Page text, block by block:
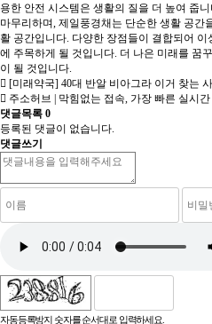
용한 안전 시스템은 생활의 질을 더 높여 줍니
마무리하며, 제일풍경채는 단순한 생활 공간
활 공간입니다. 다양한 장점들이 결합되어
에 주목하게 될 것입니다. 더 나은 미래를 꿈
이 될 것입니다.
[미래약국] 40대 반알 비아그라 이거 찾는
주소허브 | 막힘없는 접속, 가장 빠른 실시
댓글목록 0
등록된 댓글이 없습니다.
댓글쓰기
자동등록방지 숫자를 순서대로 입력하세요.